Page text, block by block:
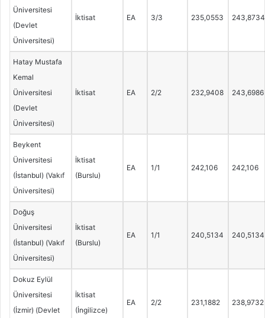
Üniversitesi
(Devlet
Üniversitesi)
İktisat EA 3/3 235,0553 243,8734
Hatay Mustafa
Kemal
Üniversitesi
(Devlet
Üniversitesi)
İktisat EA 2/2 232,9408 243,6986
Beykent
Üniversitesi
(İstanbul) (Vakıf
Üniversitesi)
İktisat
(Burslu)
EA 1/1 242,106 242,106
Doğuş
Üniversitesi
(İstanbul) (Vakıf
Üniversitesi)
İktisat
(Burslu)
EA 1/1 240,5134 240,5134
Dokuz Eylül
Üniversitesi
(İzmir) (Devlet
İktisat
(İngilizce)
EA 2/2 231,1882 238,9732